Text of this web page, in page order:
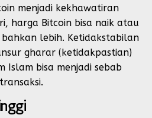
menjadi kekhawatiran
harga Bitcoin bisa naik atau
lebih. Ketidakstabilan
gharar (ketidakpastian)
Islam bisa menjadi sebab